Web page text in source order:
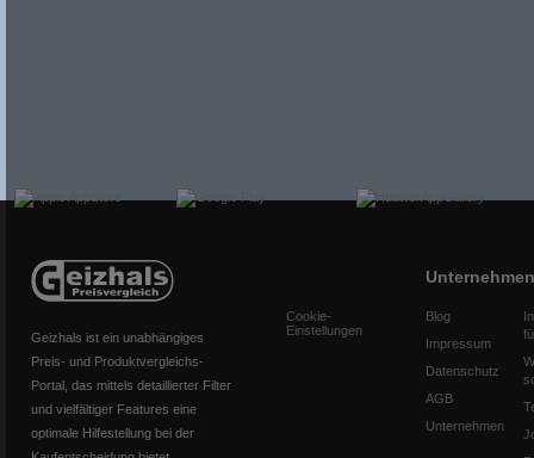
Geizhals ist ein unabhängiges
Preis- und Produktvergleichs-
Portal, das mittels detaillierter Filter
und vielfältiger Features eine
optimale Hilfestellung bei der
Cookie-
Einstellungen
Unternehmen
Blog
Impressum
Datenschutz
AGB
Unternehmen